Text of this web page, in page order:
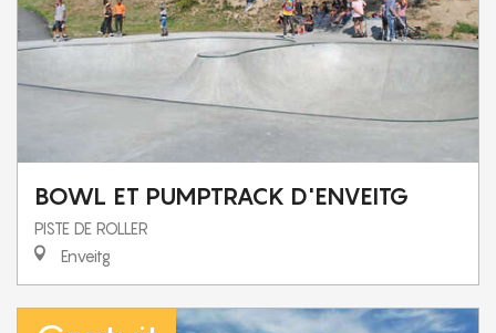
BOWL ET PUMPTRACK D'ENVEITG
PISTE DE ROLLER
Enveitg